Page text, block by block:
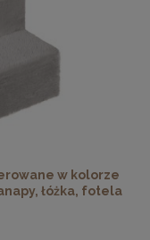
w kolorze
łóżka, fotela